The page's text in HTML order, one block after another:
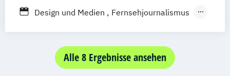
Design und Medien
Fernsehjournalismus
Integrated Media & Communication
Journalistik
Alle 8 Ergebnisse ansehen